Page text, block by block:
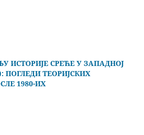
ИСТОРИЈЕ СРЕЋЕ У ЗАПАДНОЈ
ПОГЛЕДИ ТЕОРИЈСКИХ
1980-ИХ